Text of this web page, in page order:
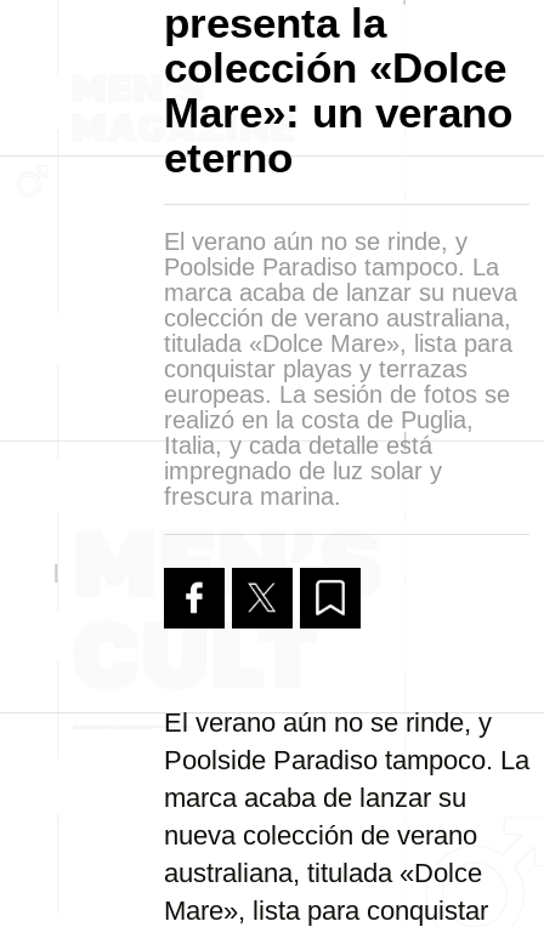
presenta la
colección «Dolce
Mare»: un verano
eterno
El verano aún no se rinde, y
Poolside Paradiso tampoco. La
marca acaba de lanzar su nueva
colección de verano australiana,
titulada «Dolce Mare», lista para
conquistar playas y terrazas
europeas. La sesión de fotos se
realizó en la costa de Puglia,
Italia, y cada detalle está
impregnado de luz solar y
frescura marina.
El verano aún no se rinde, y
Poolside Paradiso tampoco. La
marca acaba de lanzar su
nueva colección de verano
australiana, titulada «Dolce
Mare», lista para conquistar